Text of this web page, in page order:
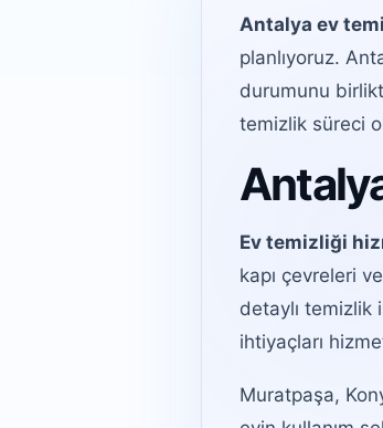
Antalya ev
planlıyoruz.
durumunu
temizlik süreci
Ev temizliği
kapı çevreleri
detaylı temizlik
ihtiyaçları
Muratpaşa,